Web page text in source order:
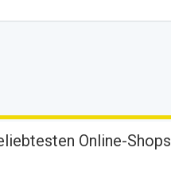
Online-Shops